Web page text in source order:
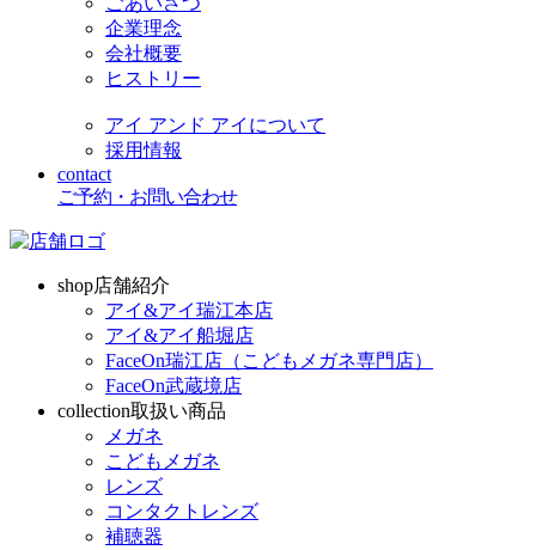
企業理念
会社概要
ヒストリー
アイ アンド アイについて
採用情報
contact
ご予約・お問い合わせ
shop店舗紹介
アイ&アイ瑞江本店
アイ&アイ船堀店
FaceOn瑞江店（こどもメガネ専門店）
FaceOn武蔵境店
collection取扱い商品
メガネ
こどもメガネ
レンズ
コンタクトレンズ
補聴器